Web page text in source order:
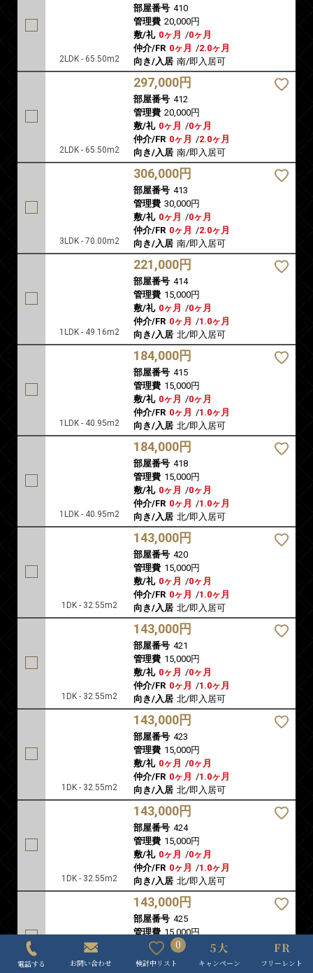
2LDK - 65.50m2
部屋番号 410
管理費 20,000円
敷/礼 0ヶ月 /0ヶ月
仲介/FR 0ヶ月 /2.0ヶ月
向き/入居 南/即入居可
2LDK - 65.50m2
297,000円
部屋番号 412
管理費 20,000円
敷/礼 0ヶ月 /0ヶ月
仲介/FR 0ヶ月 /2.0ヶ月
向き/入居 南/即入居可
3LDK - 70.00m2
306,000円
部屋番号 413
管理費 30,000円
敷/礼 0ヶ月 /0ヶ月
仲介/FR 0ヶ月 /2.0ヶ月
向き/入居 南/即入居可
1LDK - 49.16m2
221,000円
部屋番号 414
管理費 15,000円
敷/礼 0ヶ月 /0ヶ月
仲介/FR 0ヶ月 /1.0ヶ月
向き/入居 北/即入居可
1LDK - 40.95m2
184,000円
部屋番号 415
管理費 15,000円
敷/礼 0ヶ月 /0ヶ月
仲介/FR 0ヶ月 /1.0ヶ月
向き/入居 北/即入居可
1LDK - 40.95m2
184,000円
部屋番号 418
管理費 15,000円
敷/礼 0ヶ月 /0ヶ月
仲介/FR 0ヶ月 /1.0ヶ月
向き/入居 北/即入居可
1DK - 32.55m2
143,000円
部屋番号 420
管理費 15,000円
敷/礼 0ヶ月 /0ヶ月
仲介/FR 0ヶ月 /1.0ヶ月
向き/入居 北/即入居可
1DK - 32.55m2
143,000円
部屋番号 421
管理費 15,000円
敷/礼 0ヶ月 /0ヶ月
仲介/FR 0ヶ月 /1.0ヶ月
向き/入居 北/即入居可
1DK - 32.55m2
143,000円
部屋番号 423
管理費 15,000円
敷/礼 0ヶ月 /0ヶ月
仲介/FR 0ヶ月 /1.0ヶ月
向き/入居 北/即入居可
1DK - 32.55m2
143,000円
部屋番号 424
管理費 15,000円
敷/礼 0ヶ月 /0ヶ月
仲介/FR 0ヶ月 /1.0ヶ月
向き/入居 北/即入居可
1DK - 32.55m2
143,000円
部屋番号 425
管理費 15,000円
敷/礼 0ヶ月 /
0ヶ月
仲介/FR
0ヶ月
1.0ヶ月
電話する お問い合わせ
0
検討中リスト キャンペーン フリーレント